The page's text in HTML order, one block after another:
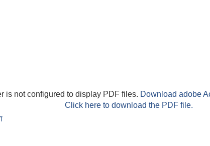
is not configured to display PDF files. Download adobe
Click here to download the PDF file.